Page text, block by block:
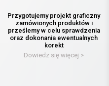
Przygotujemy projekt graficzny
zamówionych produktów i
prześlemy w celu sprawdzenia
oraz dokonania ewentualnych
korekt
Dowiedz się więcej >